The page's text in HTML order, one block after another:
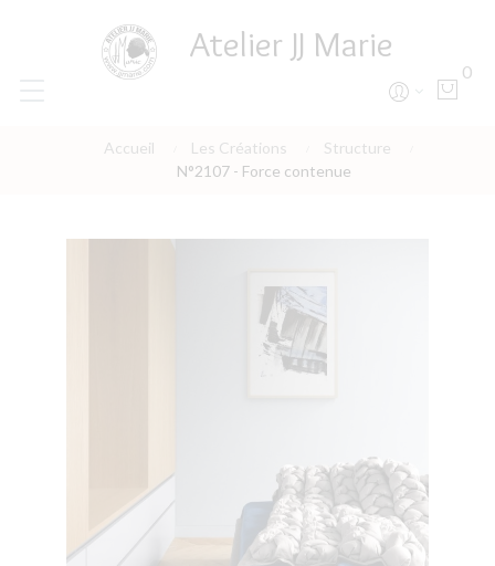
Atelier JJ Marie
0
Accueil Les Créations
Structure
N°2107 - Force contenue